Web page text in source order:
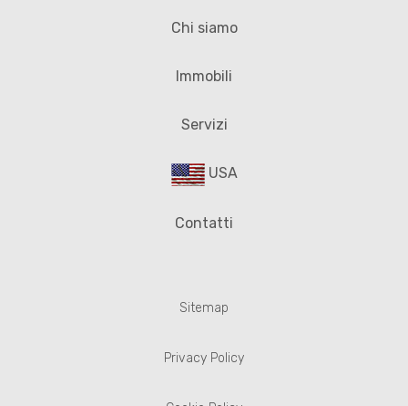
Chi siamo
Immobili
Servizi
USA
Contatti
Sitemap
Privacy Policy